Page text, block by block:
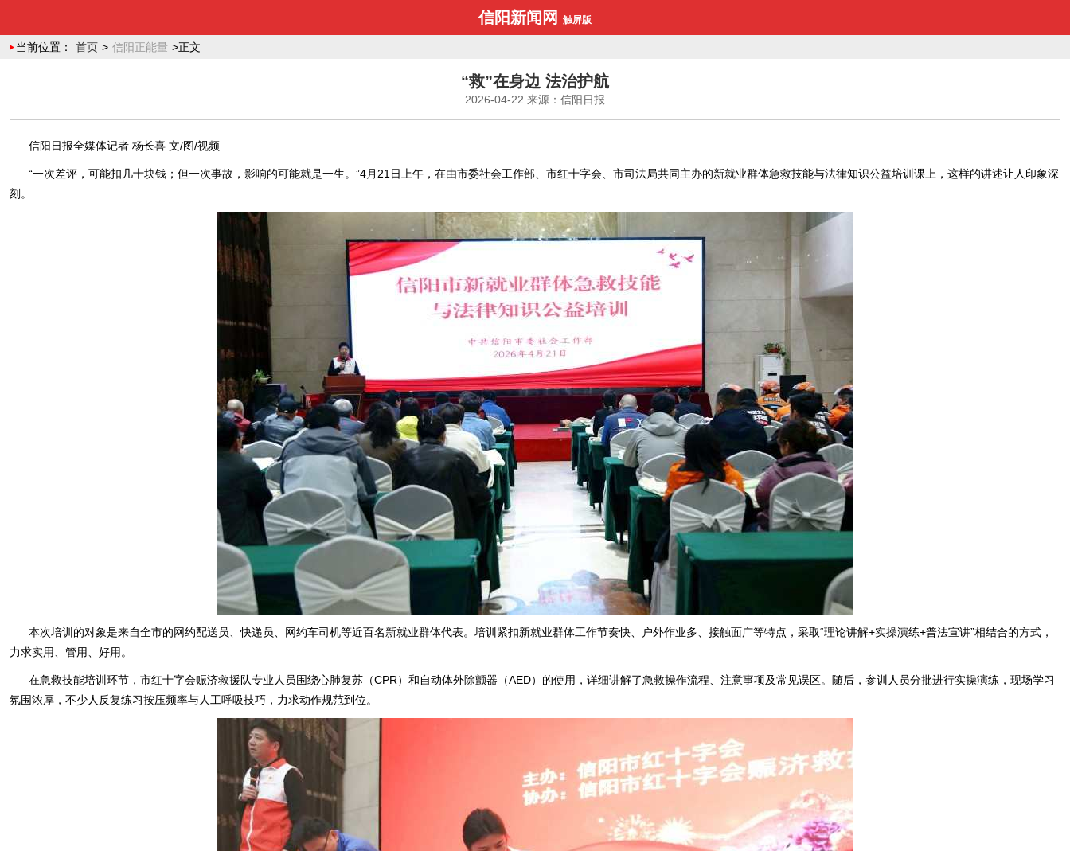
信阳新闻网 触屏版
当前位置： 首页 > 信阳正能量 >正文
“救”在身边 法治护航
2026-04-22 来源：信阳日报
信阳日报全媒体记者 杨长喜 文/图/视频
“一次差评，可能扣几十块钱；但一次事故，影响的可能就是一生。”4月21日上午，在由市委社会工作部、市红十字会、市司法局共同主办的新就业群体急救技能与法律知识公益培训课上，这样的讲述让人印象深
刻。
本次培训的对象是来自全市的网约配送员、快递员、网约车司机等近百名新就业群体代表。培训紧扣新就业群体工作节奏快、户外作业多、接触面广等特点，采取“理论讲解+实操演练+普法宣讲”相结合的方式，
力求实用、管用、好用。
在急救技能培训环节，市红十字会赈济救援队专业人员围绕心肺复苏（CPR）和自动体外除颤器（AED）的使用，详细讲解了急救操作流程、注意事项及常见误区。随后，参训人员分批进行实操演练，现场学习
氛围浓厚，不少人反复练习按压频率与人工呼吸技巧，力求动作规范到位。